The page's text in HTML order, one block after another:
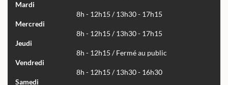
Mardi
8h - 12h15 / 13h30 - 17h15
Mercredi
8h - 12h15 / 13h30 - 17h15
Jeudi
8h - 12h15 / Fermé au public
Vendredi
8h - 12h15 / 13h30 - 16h30
Samedi